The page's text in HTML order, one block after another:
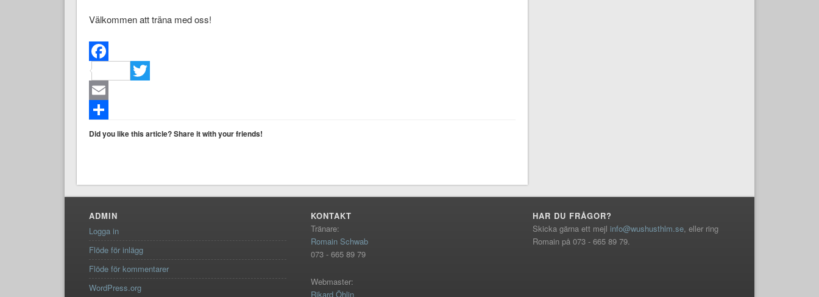
Välkommen att träna med oss!
Facebook
Twitter
Email
Dela
Did you like this article? Share it with your friends!
ADMIN
Logga in
Flöde för inlägg
Flöde för kommentarer
WordPress.org
KONTAKT
Tränare:
Romain Schwab
073 - 665 89 79
Webmaster:
Rikard Öhlin
HAR DU FRÅGOR?
Skicka gärna ett mejlinfo@wushusthlm.se, eller ring
Romain på 073 - 665 89 79.